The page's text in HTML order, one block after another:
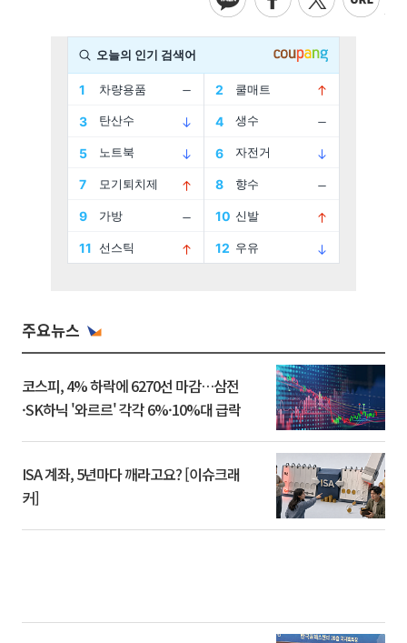
주요뉴스
코스피, 4% 하락에 6270선 마감…삼전
·SK하닉 '와르르' 각각 6%·10%대 급락
ISA 계좌, 5년마다 깨라고요? [이슈크래
커]